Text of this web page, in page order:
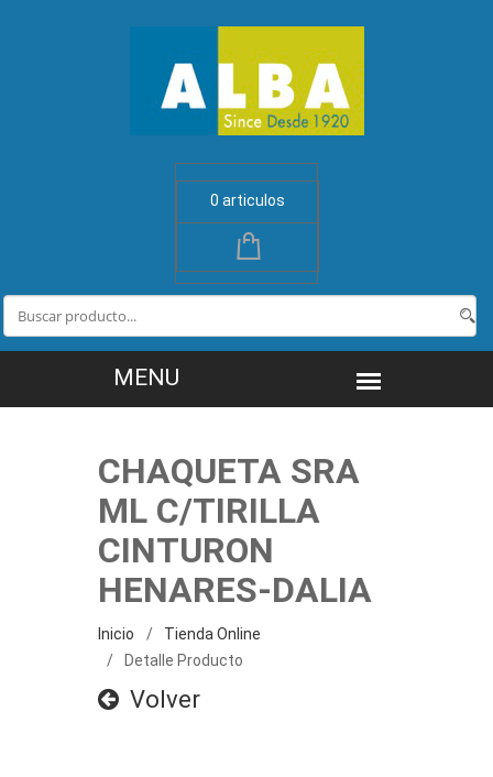
0 articulos
CHAQUETA SRA
ML C/TIRILLA
CINTURON
HENARES-DALIA
Inicio
Tienda Online
Detalle Producto
Volver